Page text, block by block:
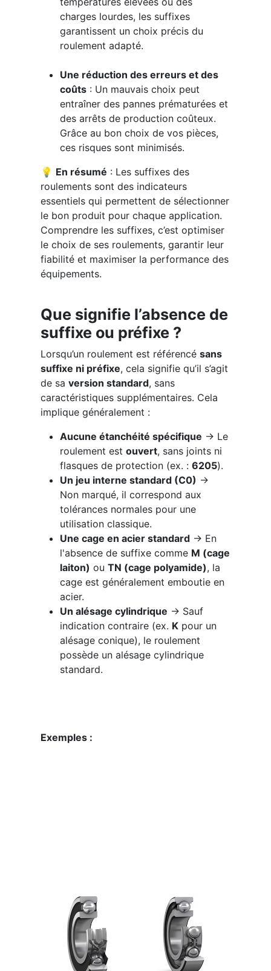
charges lourdes, les suffixes
garantissent un choix précis du
roulement adapté.
Une réduction des erreurs et des
coûts : Un mauvais choix peut
entraîner des pannes prématurées et
des arrêts de production coûteux.
Grâce au bon choix de vos pièces,
ces risques sont minimisés.
💡 En résumé : Les suffixes des
roulements sont des indicateurs
essentiels qui permettent de sélectionner
le bon produit pour chaque application.
Comprendre les suffixes, c’est optimiser
le choix de ses roulements, garantir leur
fiabilité et maximiser la performance des
équipements.
Que signifie l’absence de
suffixe ou préfixe ?
Lorsqu’un roulement est référencésans
suffixe ni préfixe, cela signifie qu’il s’agit
de saversion standard, sans
caractéristiques supplémentaires. Cela
implique généralement :
Aucune étanchéité spécifique → Le
roulement estouvert, sans joints ni
flasques de protection (ex. :6205).
Un jeu interne standard (C0) →
Non marqué, il correspond aux
tolérances normales pour une
utilisation classique.
Une cage en acier standard → En
l'absence de suffixe comme M (cage
laiton) ouTN (cage polyamide), la
cage est généralement emboutie en
acier.
Un alésage cylindrique → Sauf
indication contraire (ex. K pour un
alésage conique), le roulement
possède un alésage cylindrique
standard.
Exemples :